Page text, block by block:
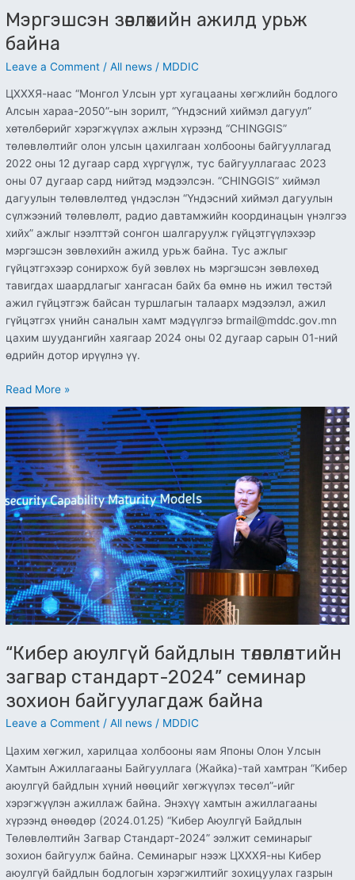
Мэргэшсэн зөвлөхийн ажилд урьж
байна
Leave a Comment /All news / MDDIC
ЦХХХЯ-наас “Монгол Улсын урт хугацааны хөгжлийн бодлого
Алсын хараа-2050”-ын зорилт, “Үндэсний хиймэл дагуул”
хөтөлбөрийг хэрэгжүүлэх ажлын хүрээнд “CHINGGIS”
төлөвлөлтийг олон улсын цахилгаан холбооны байгууллагад
2022 оны 12 дугаар сард хүргүүлж, тус байгууллагаас 2023
оны 07 дугаар сард нийтэд мэдээлсэн. “CHINGGIS” хиймэл
дагуулын төлөвлөлтөд үндэслэн “Үндэсний хиймэл дагуулын
сүлжээний төлөвлөлт, радио давтамжийн координацын үнэлгээ
хийх” ажлыг нээлттэй сонгон шалгаруулж гүйцэтгүүлэхээр
мэргэшсэн зөвлөхийн ажилд урьж байна. Тус ажлыг
гүйцэтгэхээр сонирхож буй зөвлөх нь мэргэшсэн зөвлөхөд
тавигдах шаардлагыг хангасан байх ба өмнө нь ижил төстэй
ажил гүйцэтгэж байсан туршлагын талаарх мэдээлэл, ажил
гүйцэтгэх үнийн саналын хамт мэдүүлгээ brmail@mddc.gov.mn
цахим шуудангийн хаягаар 2024 оны 02 дугаар сарын 01-ний
өдрийн дотор ирүүлнэ үү.
Read More »
“Кибер аюулгүй байдлын төлөвлөлтийн
загвар стандарт-2024” семинар
зохион байгуулагдаж байна
Leave a Comment /All news / MDDIC
Цахим хөгжил, харилцаа холбооны яам Японы Олон Улсын
Хамтын Ажиллагааны Байгууллага (Жайка)-тай хамтран “Кибер
аюулгүй байдлын хүний нөөцийг хөгжүүлэх төсөл”-ийг
хэрэгжүүлэн ажиллаж байна. Энэхүү хамтын ажиллагааны
хүрээнд өнөөдөр (2024.01.25) “Кибер Аюулгүй Байдлын
Төлөвлөлтийн Загвар Стандарт-2024” ээлжит семинарыг
зохион байгуулж байна. Семинарыг нээж ЦХХХЯ-ны Кибер
аюулгүй байдлын бодлогын хэрэгжилтийг зохицуулах газрын
“Кибер
аюулгүй
байдлын
төлөвлөлтийн
загвар
стандарт-2024”
семинар
зохион
байгуулагдаж
байна